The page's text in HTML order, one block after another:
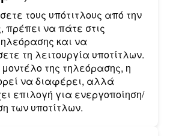
τους υπότιτλους από την
πρέπει να πάτε στις
και να
τη λειτουργία υποτίτλων.
της τηλεόρασης, η
να διαφέρει, αλλά
επιλογή για ενεργοποίηση/
των υποτίτλων.